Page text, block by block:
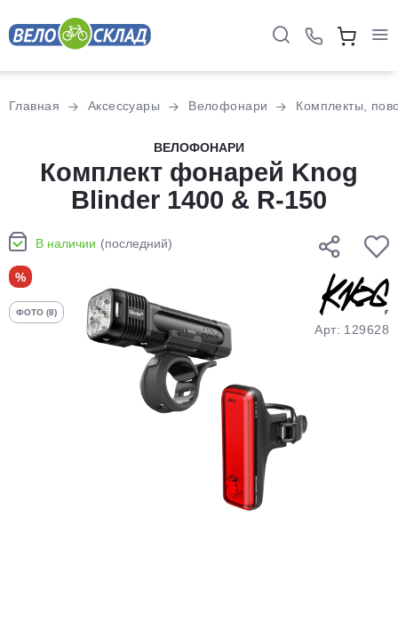
Главная Аксессуары Велофонари Комплекты,
ВЕЛОФОНАРИ
Комплект фонарей Knog
Blinder 1400 & R-150
В наличии (последний)
%
ФОТО (8)
Арт: 129628
оплатуна части
без переплат
График платежей
Оплачивайте сегодня только